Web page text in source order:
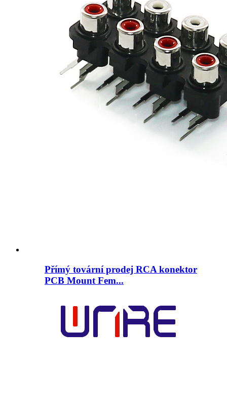
Přímý tovární prodej RCA konektor
PCB Mount Fem...